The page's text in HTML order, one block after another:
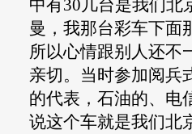
中有30几台是我们北
曼，我那台彩车下面
所以心情跟别人还不
亲切。当时参加阅兵
的代表，石油的、电
说这个车就是我们北